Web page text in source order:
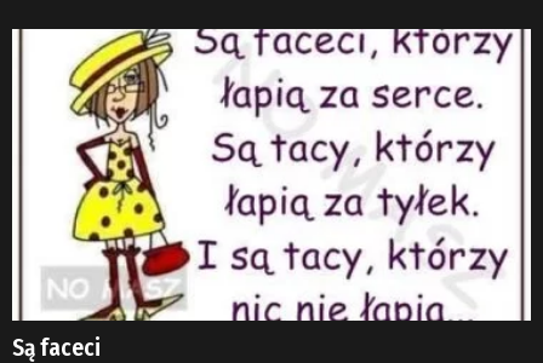
Są faceci